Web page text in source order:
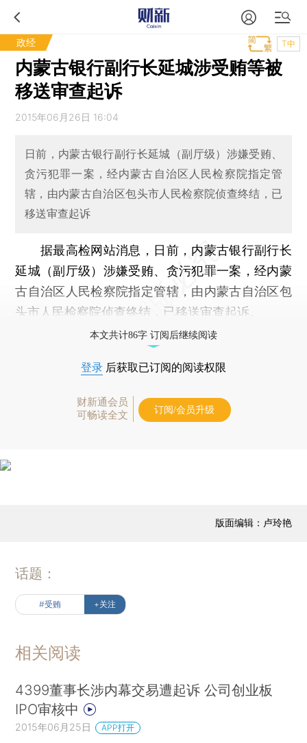
政经 T中
内蒙古银行副行长延城涉受贿等被
移送审查起诉
2015年06月26日 16:04
日前，内蒙古银行副行长延城（副厅级）涉嫌受贿、
贪污犯罪一案，经内蒙古自治区人民检察院指定管
辖，由内蒙古自治区包头市人民检察院侦查终结，已
移送审查起诉
据最高检网站消息，日前，内蒙古银行副行长
延城（副厅级）涉嫌受贿、贪污犯罪一案，经内蒙
古自治区人民检察院指定管辖，由内蒙古自治区包
头市人民检察院侦查终结，已移送审查起诉。
本文共计86字 订阅后继续阅读
登录 后获取已订阅的阅读权限
财新通会员
可畅读全文
订阅/会员升级
版面编辑：卢玲艳
话题：
#受贿 +关注
相关阅读
4399董事长涉内幕交易遭起诉 公司创业板
IPO审核中
2015年06月25日 APP打开